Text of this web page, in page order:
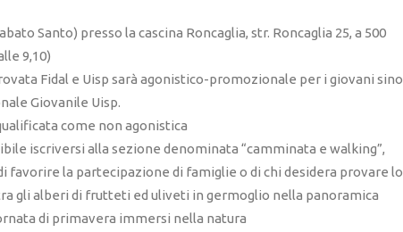
Santo) presso la cascina Roncaglia, str. Roncaglia 25, a 500
9,10)
Fidal e Uisp sarà agonistico-promozionale per i giovani sino
Giovanile Uisp.
come non agonistica
iscriversi alla sezione denominata “camminata e walking”,
favorire la partecipazione di famiglie o di chi desidera provare lo
gli alberi di frutteti ed uliveti in germoglio nella panoramica
di primavera immersi nella natura